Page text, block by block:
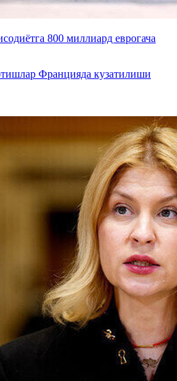
800 миллиард еврогача
Францияда кузатилиши